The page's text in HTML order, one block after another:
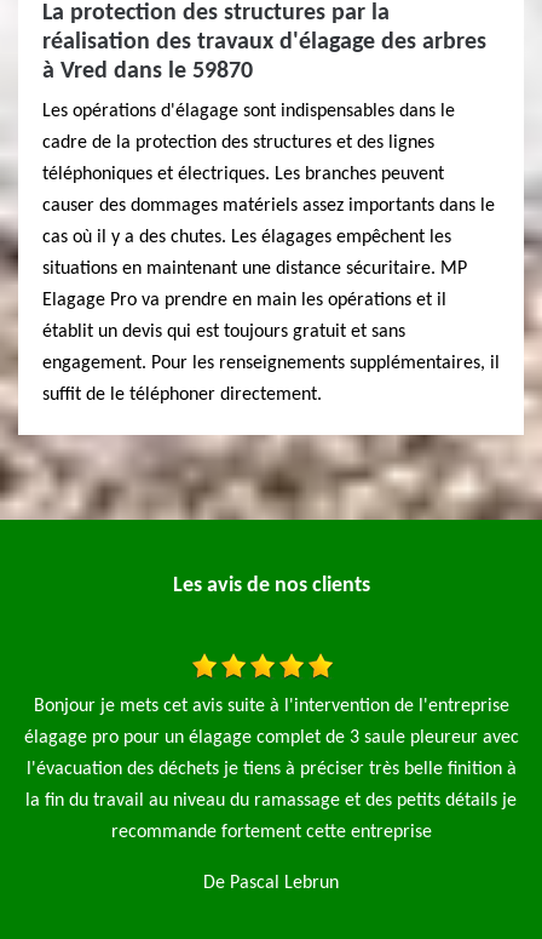
La protection des structures par la
réalisation des travaux d'élagage des arbres
à Vred dans le 59870
Les opérations d'élagage sont indispensables dans le
cadre de la protection des structures et des lignes
téléphoniques et électriques. Les branches peuvent
causer des dommages matériels assez importants dans le
cas où il y a des chutes. Les élagages empêchent les
situations en maintenant une distance sécuritaire. MP
Elagage Pro va prendre en main les opérations et il
établit un devis qui est toujours gratuit et sans
engagement. Pour les renseignements supplémentaires, il
suffit de le téléphoner directement.
Les avis de nos clients
Je fais appel à l'entreprise élagage pro pour l'élagage de 4
saules et aussi la pose d'une clôture de 90 m le travail a été fait
rapide et net je n'hésiterai pas à refaire appel à cette
entreprise je recommence